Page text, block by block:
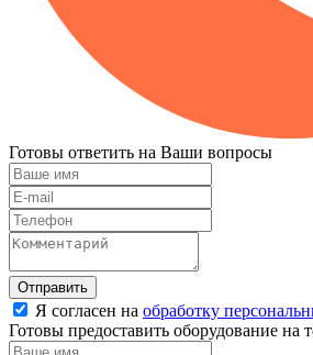
Готовы ответить на Ваши вопросы
Отправить
Я согласен на обработку
Готовы предоставить оборудование на